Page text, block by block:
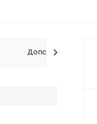
Дополнительно